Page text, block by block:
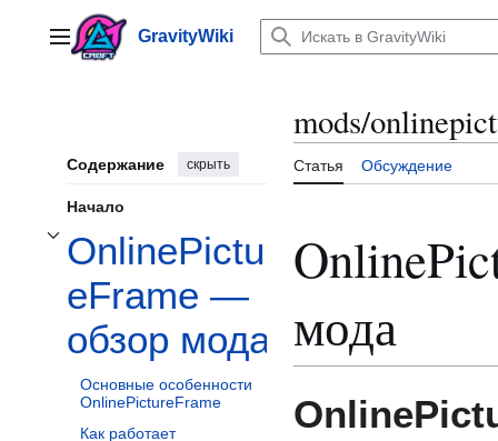
содержаниюГлавное менюGravityWiki
Содержание скрыть
Начало
OnlinePictur
eFrame —
обзор мода
Отобразить/Скрыть подраздел OnlinePictureFrame — обзор мода
Основные особенности
OnlinePictureFrame
Как работает
mods/
Статья Обсуждение
мода